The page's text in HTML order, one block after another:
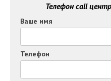
Телефон call
Ваше имя
Телефон